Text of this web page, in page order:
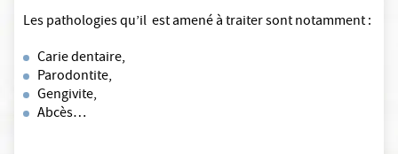
Les pathologies qu’il est amené à traiter sont notamment :
Carie dentaire,
Parodontite,
Gengivite,
Abcès…